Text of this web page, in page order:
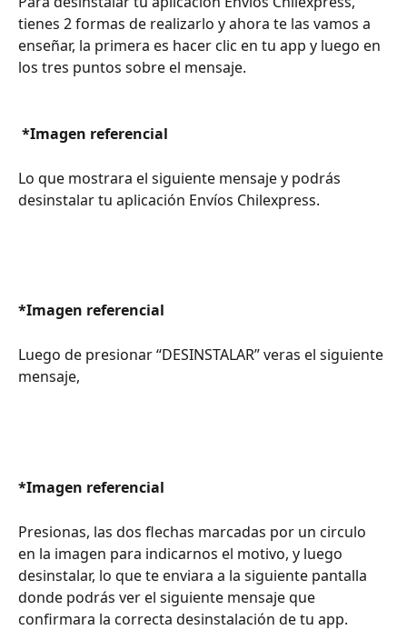
tienes 2 formas de realizarlo y ahora te las vamos a
enseñar, la primera es hacer clic en tu app y luego en
los tres puntos sobre el mensaje.
*Imagen referencial
Lo que mostrara el siguiente mensaje y podrás
desinstalar tu aplicación Envíos Chilexpress.
*Imagen referencial
Luego de presionar “DESINSTALAR” veras el siguiente
mensaje,
*Imagen referencial
Presionas, las dos flechas marcadas por un circulo
en la imagen para indicarnos el motivo, y luego
desinstalar, lo que te enviara a la siguiente pantalla
donde podrás ver el siguiente mensaje que
confirmara la correcta desinstalación de tu app.